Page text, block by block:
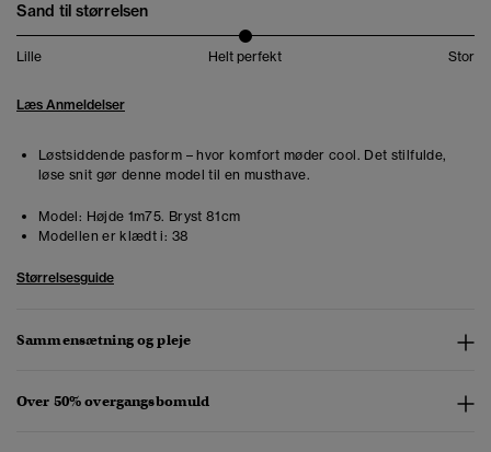
Sand til størrelsen
Lille Helt perfekt Stor
Læs Anmeldelser
Løstsiddende pasform – hvor komfort møder cool. Det stilfulde,
løse snit gør denne model til en musthave.
Model: Højde 1m75. Bryst 81cm
Modellen er klædt i: 38
Størrelsesguide
Sammensætning og pleje
Over 50% overgangsbomuld